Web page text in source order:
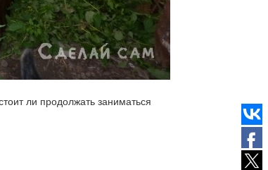
ли продолжать заниматься